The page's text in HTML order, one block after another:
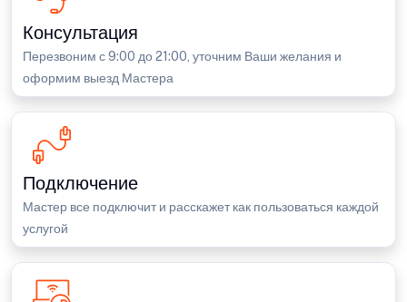
Консультация
Перезвоним с 9:00 до 21:00, уточним Ваши желания и
оформим выезд Мастера
Подключение
Мастер все подключит и расскажет как пользоваться каждой
услугой